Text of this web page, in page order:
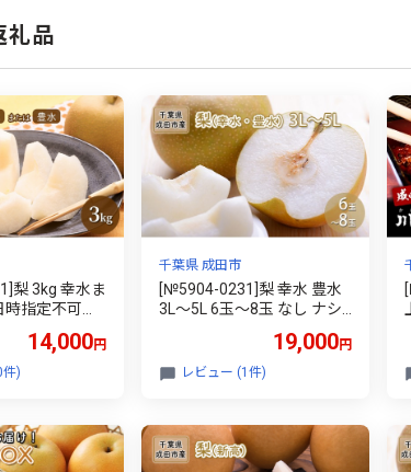
礼品
梨 3kg 幸水ま
指定不可】
ーツ 季節の果
ツ 旬の果物
14,000円
件)
千葉県 成田市
[№5904-0231]梨 幸水 豊水
3L～5L 6玉～8玉 なし ナシ
ツ 旬のフルーツ 旬の果物
デザート 千葉 千葉県 成田
19,000円
レビュー (1件)